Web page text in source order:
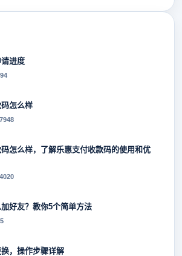
进度
怎么样
怎么样，了解乐惠支付收款码的使用和优
好友？教你5个简单方法
，操作步骤详解